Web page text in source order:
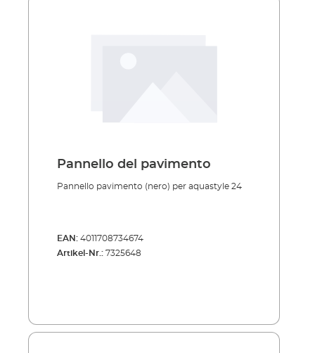
Pannello del pavimento
Pannello pavimento (nero) per aquastyle 24
EAN: 4011708734674
Artikel-Nr.: 7325648